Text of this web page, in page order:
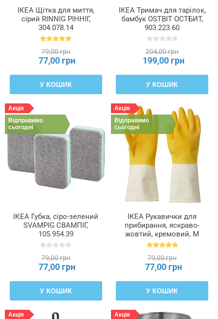
ІКЕА Щітка для миття,
сірий RINNIG РІННІГ,
304.078.14
79,00 грн
77,00 грн
У КОШИК
ІКЕА Тримач для тарілок,
бамбук OSTBIT ОСТБИТ,
903.223.60
204,00 грн
199,00 грн
У КОШИК
Акція
Відправимо
сьогодні
ІКЕА Губка, сіро-зелений
SVAMPIG СВАМПІГ,
105.954.39
79,00 грн
77,00 грн
У КОШИК
Акція
Відправимо
сьогодні
ІКЕА Рукавички для
прибирання, яскраво-
жовтий, кремовий, M
RINNIG РІННІГ, 105.658.52
79,00 грн
77,00 грн
У КОШИК
Акція Акція